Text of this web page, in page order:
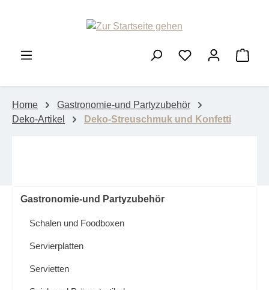
Home
Gastronomie-und Partyzubehör
Deko-Artikel
Deko-Streuschmuk und Konfetti
Gastronomie-und Partyzubehör
Schalen und Foodboxen
Servierplatten
Servietten